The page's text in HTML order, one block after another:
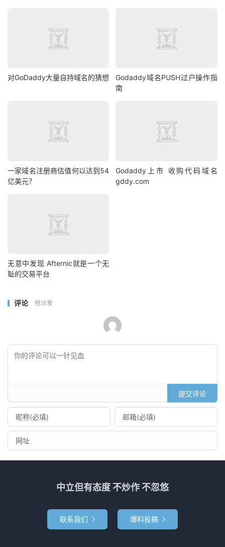
对GoDaddy大量自持域名的猜想
Godaddy域名PUSH过户操作指
南
一家域名注册商估值何以达到54
亿美元？
Godaddy上市 收购代码域名
gddy.com
无意中发现 Afternic就是一个无
耻的交易平台
评论 抢沙发
提交评论
中立但有态度 不炒作 不忽悠
联系我们  爆料投稿 